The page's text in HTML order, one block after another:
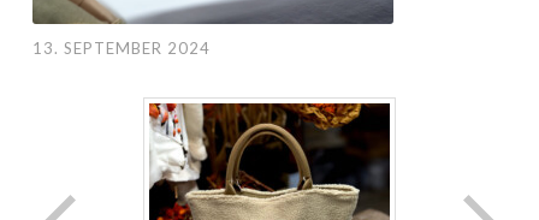
13. SEPTEMBER 2024